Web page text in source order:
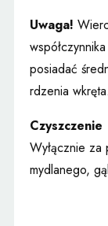
Uwaga!
posiadać
rdzenia wkręta.
Czyszczenie
Wyłącznie za
mydlanego,